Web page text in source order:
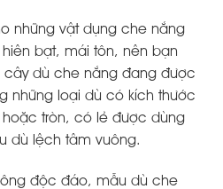
những vật dụng che nắng
bạt, mái tôn, nên bạn
cây dù che nắng đang được
những loại dù có kích thước
hoặc tròn, có lẻ được dùng
dù lệch tâm vuông.
độc đáo, mẫu dù che